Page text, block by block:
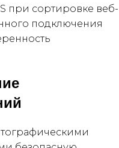
при сортировке веб-
подключения